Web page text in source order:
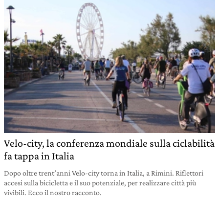
Velo-city, la conferenza mondiale sulla ciclabilità
fa tappa in Italia
Dopo oltre trent’anni Velo-city torna in Italia, a Rimini. Riflettori
accesi sulla bicicletta e il suo potenziale, per realizzare città più
vivibili. Ecco il nostro racconto.